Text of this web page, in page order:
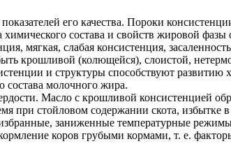
его качества. Пороки
состава и свойств жировой
мягкая, слабая консистенция,
крошливой (колющейся), слоистой,
и структуры способствуют
состава молочного жира.
Масло с крошливой консистенцией
при стойловом содержании скота, избытке
заниженные температурные
коров грубыми кормами, т. е.